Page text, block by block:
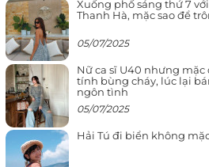
Xuống phố sáng thứ 7
Thanh Hà, mặc sao để
05/07/2025
Nữ ca sĩ U40 nhưng mặc
tính bùng cháy, lúc lại
ngôn tình
05/07/2025
Hải Tú đi biển không